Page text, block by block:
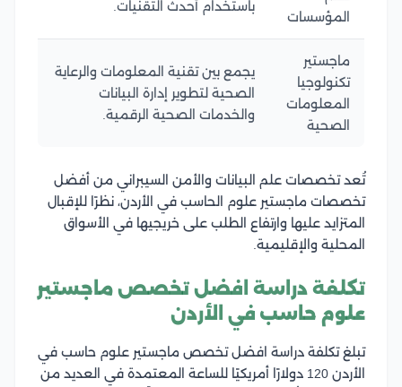
المؤسسات
باستخدام أحدث التقنيات.
ماجستير
تكنولوجيا
المعلومات
الصحية
يجمع بين تقنية المعلومات والرعاية
الصحية لتطوير إدارة البيانات
والخدمات الصحية الرقمية.
تُعد تخصصات علم البيانات والأمن السيبراني من أفضل
تخصصات ماجستير علوم الحاسب في الأردن، نظرًا للإقبال
المتزايد عليها وارتفاع الطلب على خريجيها في الأسواق
المحلية والإقليمية.
تكلفة دراسة افضل تخصص ماجستير
علوم حاسب في الأردن
تبلغ تكلفة دراسة افضل تخصص ماجستير علوم حاسب في
الأردن 120 دولارًا أمريكيًا للساعة المعتمدة في العديد من